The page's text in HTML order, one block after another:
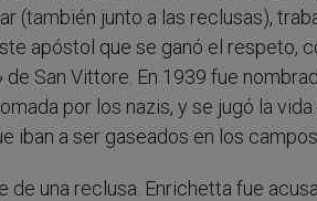
(también junto a las reclusas),
apóstol que se ganó el respeto,
de San Vittore. En 1939 fue
por los nazis, y se jugó la
iban a ser gaseados en los
de una reclusa. Enrichetta fue